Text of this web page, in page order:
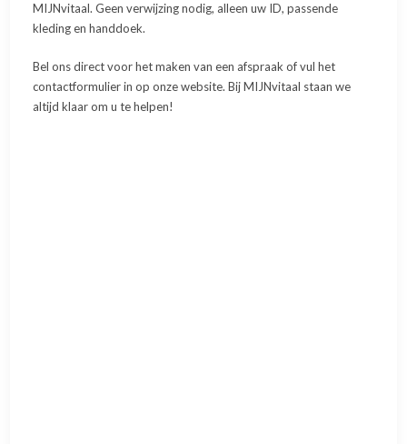
MIJNvitaal. Geen verwijzing nodig, alleen uw ID, passende
kleding en handdoek.
Bel ons direct voor het maken van een afspraak of vul het
contactformulier in op onze website. Bij MIJNvitaal staan we
altijd klaar om u te helpen!